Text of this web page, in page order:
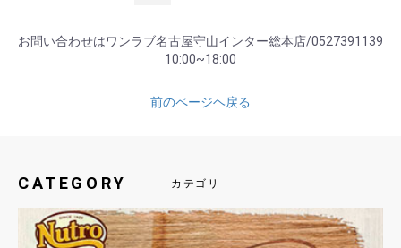
お問い合わせはワンラブ名古屋守山インター総本店/0527391139
10:00~18:00
前のページヘ戻る
CATEGORY カテゴリ